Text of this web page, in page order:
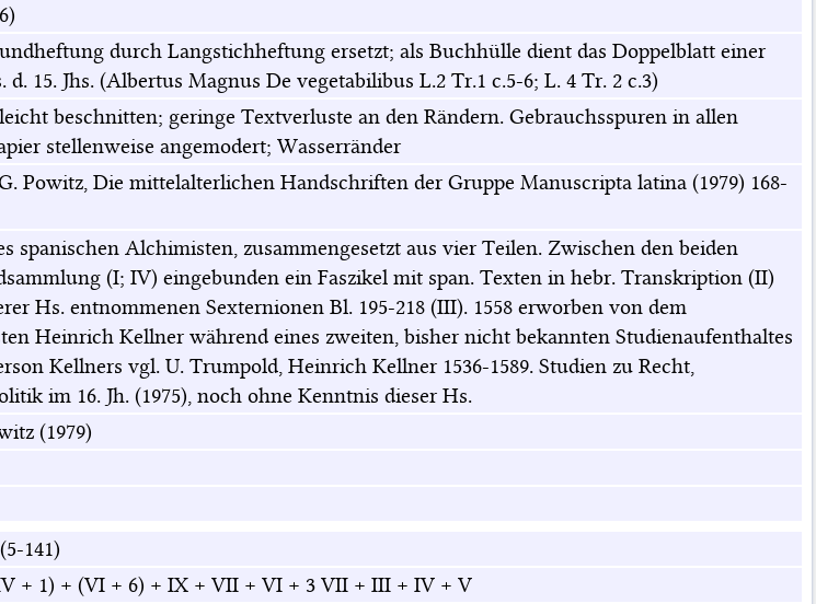
durch Langstichheftung ersetzt; als Buchhülle dient das Doppelblatt einer
d. 15. Jhs. (Albertus Magnus De vegetabilibus L.2 Tr.1 c.5-6; L. 4 Tr. 2 c.3)
beschnitten; geringe Textverluste an den Rändern. Gebrauchsspuren in allen
stellenweise angemodert; Wasserränder
Powitz, Die mittelalterlichen Handschriften der Gruppe Manuscripta latina (1979) 168-
spanischen Alchimisten, zusammengesetzt aus vier Teilen. Zwischen den beiden
(I; IV) eingebunden ein Faszikel mit span. Texten in hebr. Transkription (II)
Hs. entnommenen Sexternionen Bl. 195-218 (III). 1558 erworben von dem
Heinrich Kellner während eines zweiten, bisher nicht bekannten Studienaufenthaltes
Kellners vgl. U. Trumpold, Heinrich Kellner 1536-1589. Studien zu Recht,
im 16. Jh. (1975), noch ohne Kenntnis dieser Hs.
(1979)
141)
+ 1) + (VI + 6) + IX + VII + VI + 3 VII + III + IV + V